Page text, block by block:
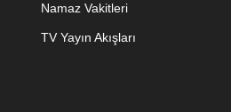
Namaz Vakitleri
TV Yayın Akışları